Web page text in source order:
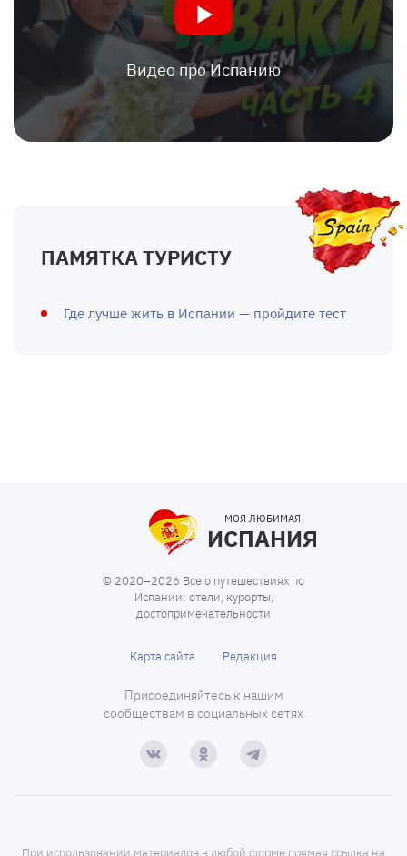
Видео про Испанию
ПАМЯТКА ТУРИСТУ
Где лучше жить в Испании — пройдите тест
МОЯ ЛЮБИМАЯ
ИСПАНИЯ
© 2020–2026 Все о путешествиях по
Испании: отели, курорты,
достопримечательности
Карта сайта Редакция
Присоединяйтесь к нашим
сообществам в социальных сетях